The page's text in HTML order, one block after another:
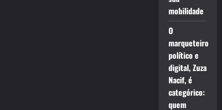
mobilidade
O
marqueteiro
político e
digital, Zuza
Nacif, é
categórico:
quem